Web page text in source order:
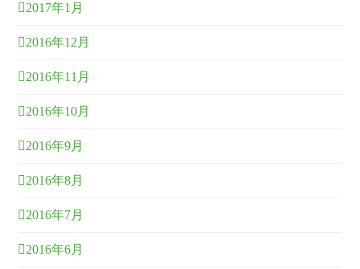
2017年1月
2016年12月
2016年11月
2016年10月
2016年9月
2016年8月
2016年7月
2016年6月